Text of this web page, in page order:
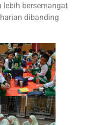
lebih bersemangat
dibanding